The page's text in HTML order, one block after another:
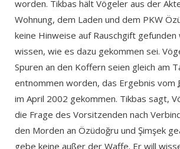
worden. Tikbas hält Vögeler aus der
Wohnung, dem Laden und dem PKW
keine Hinweise auf Rauschgift
wissen, wie es dazu gekommen sei.
Spuren an den Koffern seien gleich am
entnommen worden, das Ergebnis vom
im April 2002 gekommen. Tikbas sagt,
die Frage des Vorsitzenden nach
den Morden an Özüdoğru und Şimşek
gebe keine außer der Waffe. Er will